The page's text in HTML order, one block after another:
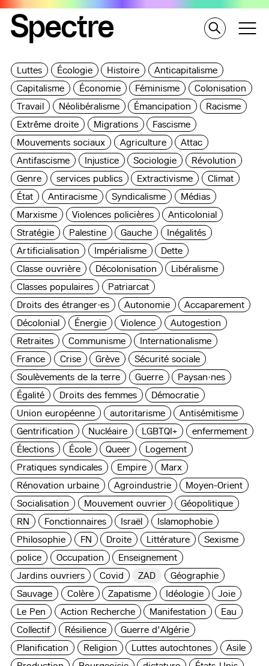
Luttes Écologie Histoire
Anticapitalisme
Capitalisme
Économie Féminisme
Colonisation
Travail
Néolibéralisme Émancipation
Racisme
Extrême droite
Migrations
Fascisme
Mouvements sociaux
Agriculture
Attac
Antifascisme
Injustice Sociologie
Révolution
Genre
services publics Extractivisme
Climat
État
Antiracisme Syndicalisme
Médias
Marxisme
Violences policières
Anticolonial
Stratégie
Palestine Gauche
Inégalités
Artificialisation
Impérialisme
Dette
Classe ouvrière
Décolonisation
Libéralisme
Classes populaires
Patriarcat
Droits des étranger·es
Autonomie
Accaparement
Décolonial
Énergie Violence
Autogestion
Retraites
Communisme
Internationalisme
France
Crise Grève
Sécurité sociale
Soulèvements de la terre
Guerre
Paysan·nes
Égalité
Droits des femmes
Démocratie
Union européenne
autoritarisme
Antisémitisme
Gentrification
Nucléaire LGBTQI+
enfermement
Élections
École Queer
Logement
Pratiques syndicales
Empire
Marx
Rénovation urbaine
Agroindustrie
Moyen-Orient
Socialisation
Mouvement ouvrier
Géopolitique
RN
Fonctionnaires Israël
Islamophobie
Philosophie
FN Droite Littérature
Sexisme
police
Occupation
Enseignement
Jardins ouvriers
Covid ZAD
Géographie
Sauvage
Colère Zapatisme Idéologie
Joie
Le Pen
Action Recherche Manifestation
Eau
Collectif
Résilience
Guerre d'Algérie
Planification
Religion Luttes autochtones
Asile